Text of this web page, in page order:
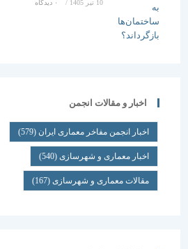
/ ۰ دیدگاه
اخبار و مقالات انجمن
اخبار انجمن مفاخر معماری ایران (579)
اخبار معماری و شهرسازی(540)
مقالات معماری و شهرسازی(167)